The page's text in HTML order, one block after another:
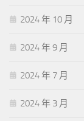
2024 年 10 月
2024 年 9 月
2024 年 7 月
2024 年 3 月